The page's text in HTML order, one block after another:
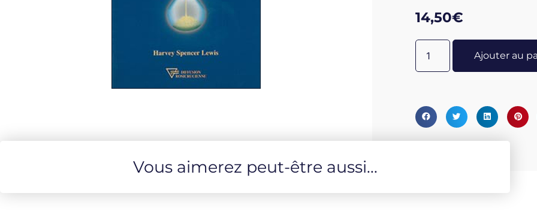
14,50€
Ajouter au
Vous aimerez peut-être aussi...